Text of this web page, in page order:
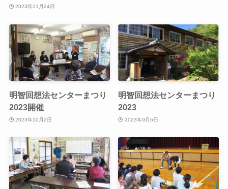
2023年11月24日
明智回想法センターまつり
2023開催
2023年10月2日
明智回想法センターまつり
2023
2023年9月6日